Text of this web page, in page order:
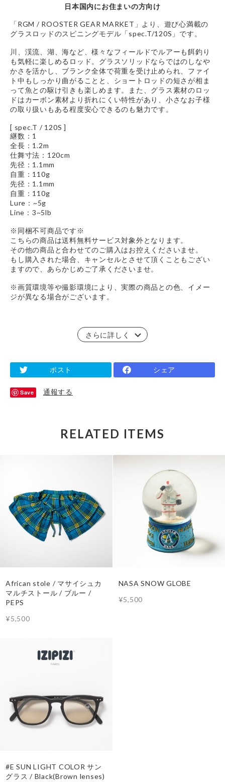
日本国内にお住まいの方向け
「RGM / ROOSTER GEAR MARKET」より、遊び心満載の
グラスロッドのスピニングモデル「spec.T/120S」です。
川、渓流、湖、海など、様々なフィールドでルアーも餌釣り
も気軽に楽しめるロッド。グラスソリッドならではのしなや
かさを活かし、ブランク全体で荷重を受け止められ、ファイ
ト中もしっかり曲がることと、ショートロッドの短さが相ま
って魚との駆け引きも楽しめます。また、グラス素材のロッ
ドはカーボン素材より折れにくい特性があり、小さなお子様
の取り扱いもある程度安心できるのも魅力です。
[ spec.T / 120S ]
継数：1
全長：1.2m
仕舞寸法：120cm
先径：1.1mm
自重：110g
先径：1.1mm
自重：110g
Lure：~5g
Line：3~5lb
※同梱不可商品です※
こちらの商品は送料無料サービス対象外となります。
その他の商品と合わせてのご購入はお控えくださいませ。
もし購入された場合、キャンセルとさせて頂くこともござい
ますので、あらかじめご了承くださいませ。
※画質環境等や撮影環境により、実際の商品との色、イメー
ジが異なる場合がございます。
さらに詳しく
ポスト シェア
Save 通報する
RELATED ITEMS
African stole / マサイシュカ
マルチストール / ブルー /
PEPS
¥5,500
NASA SNOW GLOBE
¥5,500
#E SUN LIGHT COLOR サン
グラス / Black(Brown lenses)